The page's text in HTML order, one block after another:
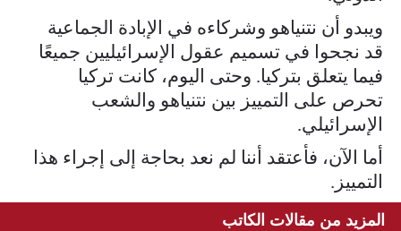
ويبدو أن نتنياهو وشركاءه في الإبادة الجماعية
قد نجحوا في تسميم عقول الإسرائيليين جميعًا
فيما يتعلق بتركيا. وحتى اليوم، كانت تركيا
تحرص على التمييز بين نتنياهو والشعب
الإسرائيلي.
أما الآن، فأعتقد أننا لم نعد بحاجة إلى إجراء هذا
التمييز.
المزيد من مقالات الكاتب